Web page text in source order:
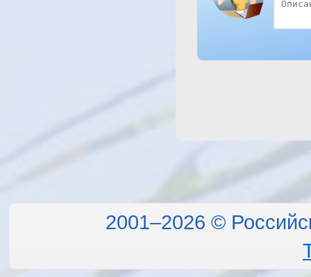
2001–2026 ©